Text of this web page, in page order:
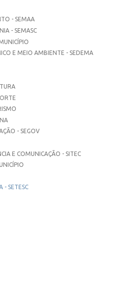
- SEMAA
- SEMASC
E MEIO AMBIENTE - SEDEMA
- SEGOV
E COMUNICAÇÃO - SITEC
- SETESC